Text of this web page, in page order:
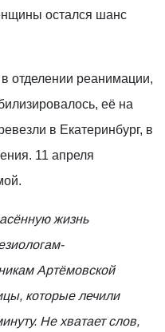
остался шанс
отделении реанимации,
её на
в Екатеринбург, в
11 апреля
жизнь
Артёмовской
которые лечили
Не хватает слов,